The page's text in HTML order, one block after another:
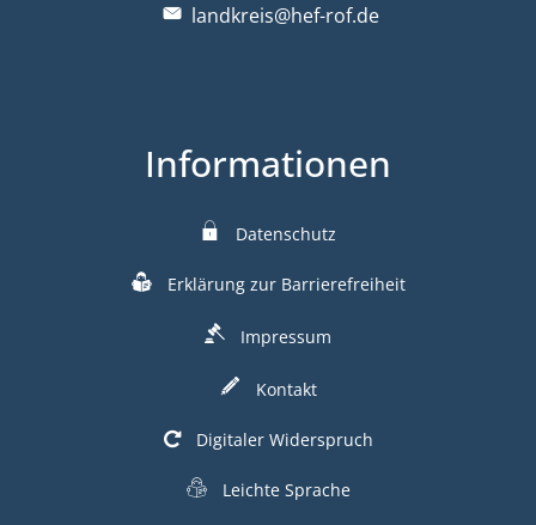
landkreis@hef-rof.de
Informationen
Datenschutz
Erklärung zur Barrierefreiheit
Impressum
Kontakt
Digitaler Widerspruch
Leichte Sprache